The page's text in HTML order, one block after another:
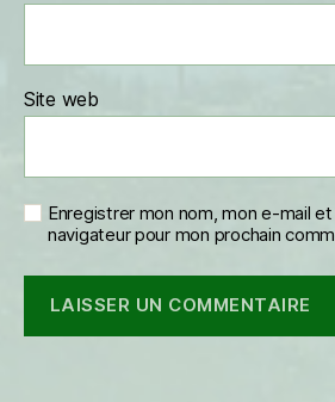
Site web
Enregistrer mon nom, mon e-mail
navigateur pour mon prochain